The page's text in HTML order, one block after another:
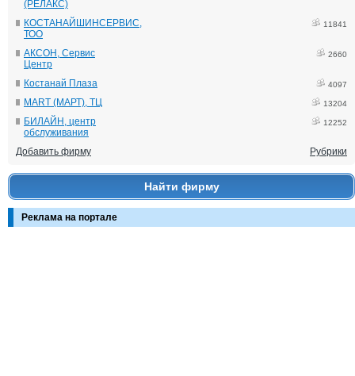
(РЕЛАКС)
КОСТАНАЙШИНСЕРВИС,
ТОО
11841
АКСОН, Сервис
Центр
2660
Костанай Плаза 4097
MART (МАРТ), ТЦ 13204
БИЛАЙН, центр
обслуживания
12252
Добавить фирму Рубрики
Найти фирму
Реклама на портале